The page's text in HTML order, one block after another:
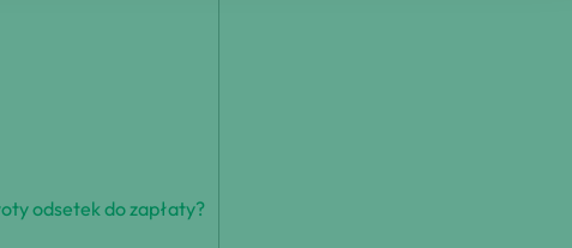
odsetek do zapłaty?